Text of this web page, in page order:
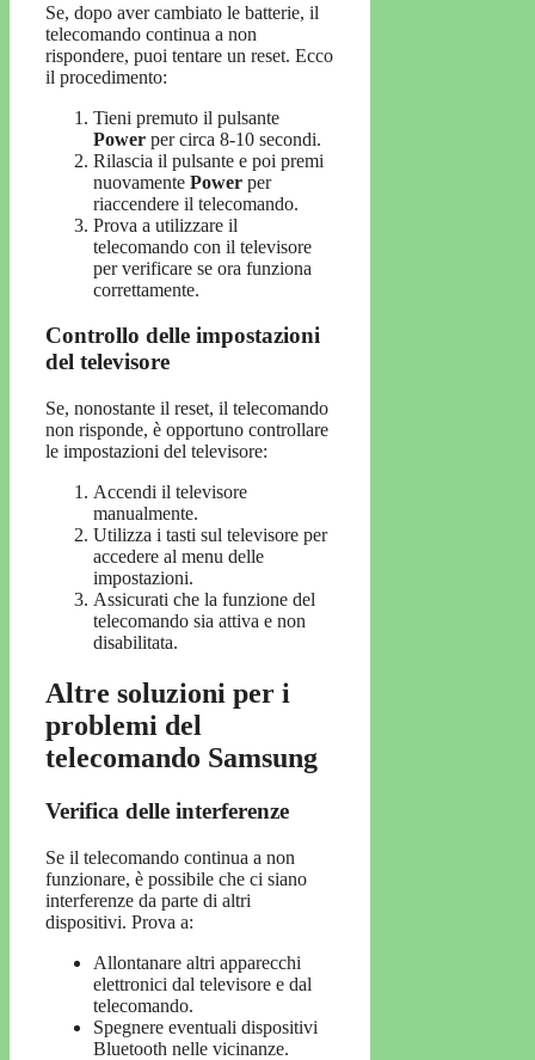
Se, dopo aver cambiato le batterie, il
telecomando continua a non
rispondere, puoi tentare un reset. Ecco
il procedimento:
Tieni premuto il pulsante
Power per circa 8-10 secondi.
Rilascia il pulsante e poi premi
nuovamente Power per
riaccendere il telecomando.
Prova a utilizzare il
telecomando con il televisore
per verificare se ora funziona
correttamente.
Controllo delle impostazioni
del televisore
Se, nonostante il reset, il telecomando
non risponde, è opportuno controllare
le impostazioni del televisore:
Accendi il televisore
manualmente.
Utilizza i tasti sul televisore per
accedere al menu delle
impostazioni.
Assicurati che la funzione del
telecomando sia attiva e non
disabilitata.
Altre soluzioni per i
problemi del
telecomando Samsung
Verifica delle interferenze
Se il telecomando continua a non
funzionare, è possibile che ci siano
interferenze da parte di altri
dispositivi. Prova a:
Allontanare altri apparecchi
elettronici dal televisore e dal
telecomando.
Spegnere eventuali dispositivi
Bluetooth nelle vicinanze.